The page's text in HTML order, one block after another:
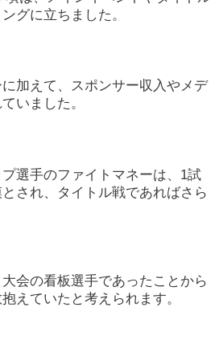
グに立ちました。
加えて、スポンサー収入やメデ
いました。
選手のファイトマネーは、1試
され、タイトル戦であればさら
会の看板選手であったことから
えていたと考えられます。